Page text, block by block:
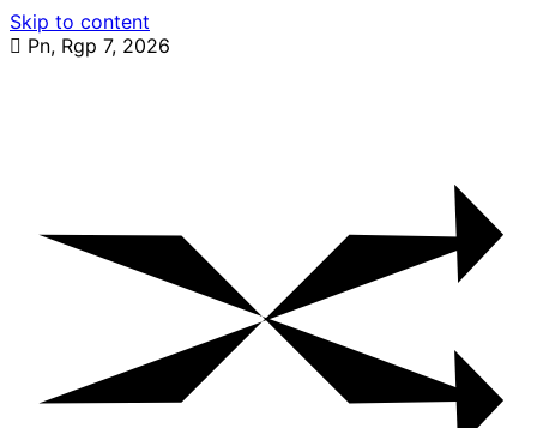
Skip to content
Pn, Rgp 7, 2026